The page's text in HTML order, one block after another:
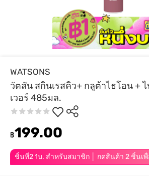
WATSONS
วัตสัน สกินเรสคิว+ กลูต้าไธโอน +
เวอร์ 485มล.
ชิ้นที่2 1บ. สำหรับสมาชิก │ กดสินค้า 2 ชิ้นเ
฿199.00